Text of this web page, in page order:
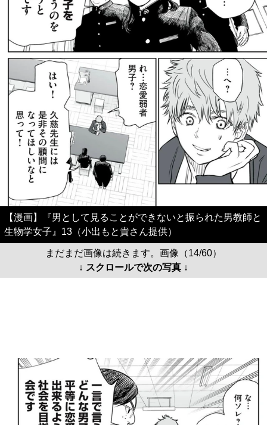
【漫画】『男として見ることができないと振られた男教師と
生物学女子』13（小出もと貴さん提供）
まだまだ画像は続きます。画像（14/60）
↓ スクロールで次の写真 ↓